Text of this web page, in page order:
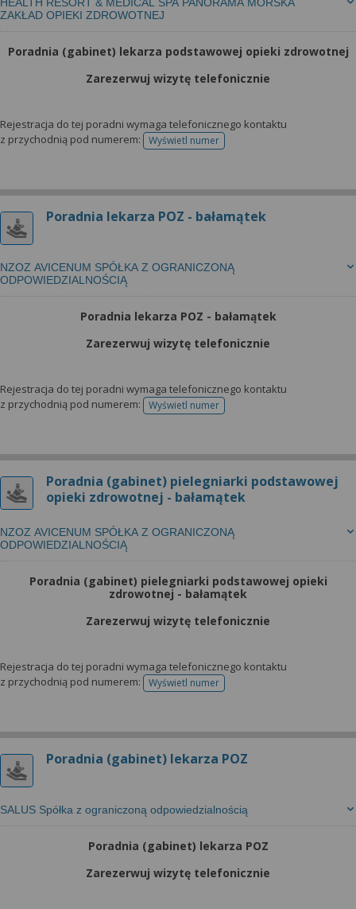
ZAKŁAD OPIEKI ZDROWOTNEJ
Poradnia (gabinet) lekarza podstawowej opieki zdrowotnej
Zarezerwuj wizytę telefonicznie
Rejestracja do tej poradni wymaga telefonicznego kontaktu
z przychodnią pod numerem:
Wyświetl numertelefonu do rejestracji
Poradnia lekarza POZ - bałamątek
NZOZ AVICENUM SPÓŁKA Z OGRANICZONĄ
ODPOWIEDZIALNOŚCIĄ
Poradnia lekarza POZ - bałamątek
Zarezerwuj wizytę telefonicznie
Rejestracja do tej poradni wymaga telefonicznego kontaktu
z przychodnią pod numerem:
Wyświetl numertelefonu do rejestracji
Poradnia (gabinet) pielegniarki podstawowej
opieki zdrowotnej - bałamątek
NZOZ AVICENUM SPÓŁKA Z OGRANICZONĄ
ODPOWIEDZIALNOŚCIĄ
Poradnia (gabinet) pielegniarki podstawowej opieki
zdrowotnej - bałamątek
Zarezerwuj wizytę telefonicznie
Rejestracja do tej poradni wymaga telefonicznego kontaktu
z przychodnią pod numerem:
Wyświetl numertelefonu do rejestracji
Poradnia (gabinet) lekarza POZ
SALUS Spółka z ograniczoną odpowiedzialnością
Poradnia (gabinet) lekarza POZ
Zarezerwuj wizytę telefonicznie